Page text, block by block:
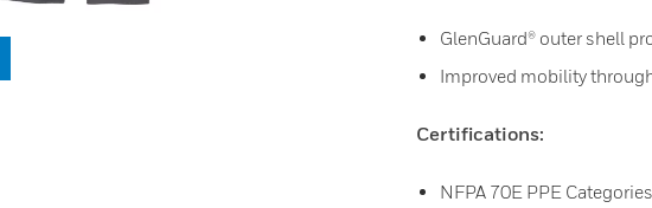
GlenGuard® outer shell
Improved mobility
Certifications:
NFPA 70E PPE